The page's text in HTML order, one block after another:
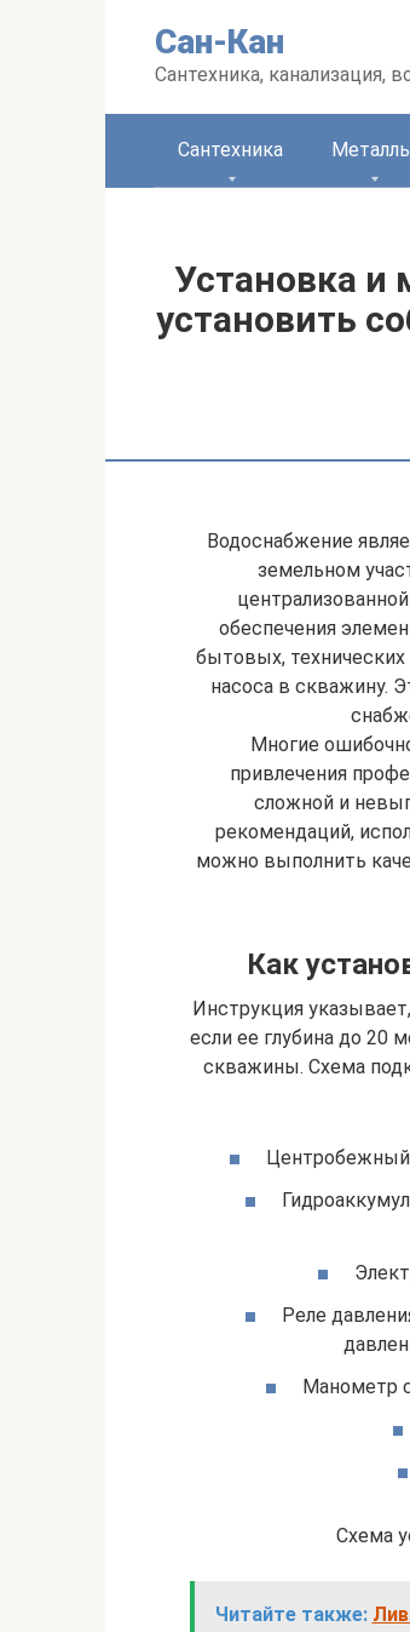
Сан-Кан
Сантехника, канализация,
Сантехника
Установка и
установить
Водоснабжение
земельном
обеспечения
бытовых, технических
насоса в скважину.
Многие
привлечения
сложной и
рекомендаций,
можно выполнить
Как
Инструкция
если ее глубина до 20
скважины. Схема
Центробежный
Реле
Манометр
Схема
Читайте также: